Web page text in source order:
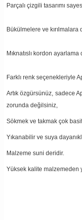
Parçalı çizgili tasarımı
Bükülmelere ve kırılmalara
Mıknatıslı kordon ayarlama
Farklı renk seçenekleriyle
Artık özgürsünüz, sadece
zorunda değilsiniz,
Sökmek ve takmak çok
Yıkanabilir ve suya
Malzeme suni deridir.
Yüksek kalite malzemeden